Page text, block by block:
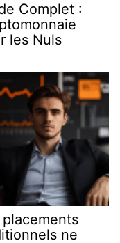
Complet :
les Nuls
placements
ne